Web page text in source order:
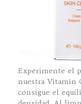
Experimente el
nuestra Vitamin
consigue el